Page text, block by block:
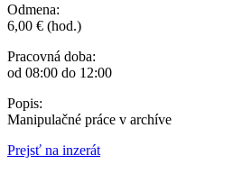
Odmena:
6,00 € (hod.)
Pracovná doba:
od 08:00 do 12:00
Popis:
Manipulačné práce v archíve
Prejsť na inzerát